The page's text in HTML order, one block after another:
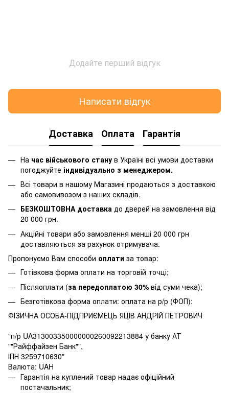
Додайте перший відгук
Написати відгук
Доставка Оплата Гарантія
На час військового стану в Україні всі умови доставки
погоджуйте індивідуально з менеджером.
Всі товари в нашому Магазині продаються з доставкою
або самовивозом з наших складів.
БЕЗКОШТОВНА доставка до дверей на замовлення від
20 000 грн.
Акційні товари або замовлення менші 20 000 грн
доставляються за рахунок отримувача.
Пропонуємо Вам способи оплати за товар:
Готівкова форма оплати на торговій точці;
Післяоплати (за передоплатою 30% від суми чека);
Безготівкова форма оплати: оплата на р/р (ФОП):
ФІЗИЧНА ОСОБА-ПІДПРИЄМЕЦЬ ЯЦІВ АНДРІЙ ПЕТРОВИЧ
"п/р UA313003350000000260092213884 у банку АТ
""Райффайзен Банк"",
ІПН 3259710630"
Валюта: UAH
Гарантія на куплений товар надає офіційний
постачальник;